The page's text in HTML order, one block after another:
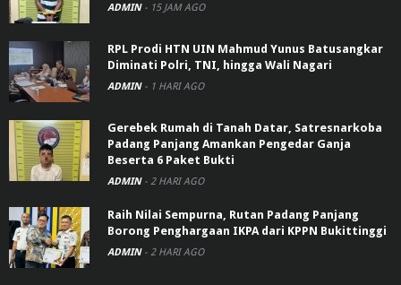
ADMIN - 15 JAM AGO
RPL Prodi HTN UIN Mahmud Yunus Batusangkar
Diminati Polri, TNI, hingga Wali Nagari
ADMIN - 1 HARI AGO
Gerebek Rumah di Tanah Datar, Satresnarkoba
Padang Panjang Amankan Pengedar Ganja
Beserta 6 Paket Bukti
ADMIN - 2 HARI AGO
Raih Nilai Sempurna, Rutan Padang Panjang
Borong Penghargaan IKPA dari KPPN Bukittinggi
ADMIN - 2 HARI AGO